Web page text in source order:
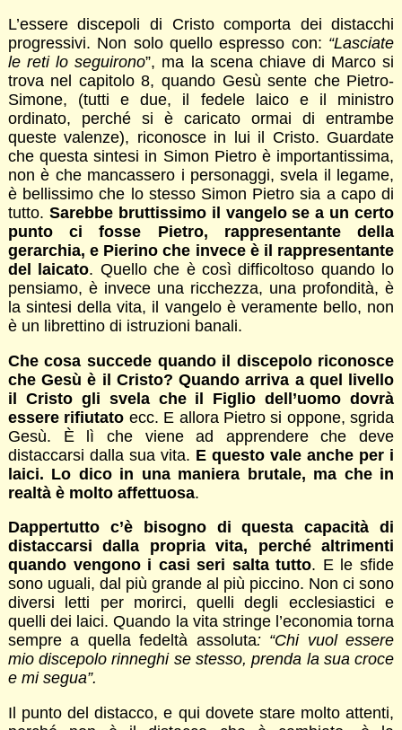
L’essere discepoli di Cristo comporta dei distacchi
progressivi. Non solo quello espresso con: “Lasciate
le reti lo seguirono”, ma la scena chiave di Marco si
trova nel capitolo 8, quando Gesù sente che Pietro-
Simone, (tutti e due, il fedele laico e il ministro
ordinato, perché si è caricato ormai di entrambe
queste valenze), riconosce in lui il Cristo. Guardate
che questa sintesi in Simon Pietro è importantissima,
non è che mancassero i personaggi, svela il legame,
è bellissimo che lo stesso Simon Pietro sia a capo di
tutto. Sarebbe bruttissimo il vangelo se a un certo
punto ci fosse Pietro, rappresentante della
gerarchia, e Pierino che invece è il rappresentante
del laicato. Quello che è così difficoltoso quando lo
pensiamo, è invece una ricchezza, una profondità, è
la sintesi della vita, il vangelo è veramente bello, non
è un librettino di istruzioni banali.
Che cosa succede quando il discepolo riconosce
che Gesù è il Cristo? Quando arriva a quel livello
il Cristo gli svela che il Figlio dell’uomo dovrà
essere rifiutato ecc. E allora Pietro si oppone, sgrida
Gesù. È lì che viene ad apprendere che deve
distaccarsi dalla sua vita. E questo vale anche per i
laici. Lo dico in una maniera brutale, ma che in
realtà è molto affettuosa.
Dappertutto c’è bisogno di questa capacità di
distaccarsi dalla propria vita, perché altrimenti
quando vengono i casi seri salta tutto. E le sfide
sono uguali, dal più grande al più piccino. Non ci sono
diversi letti per morirci, quelli degli ecclesiastici e
quelli dei laici. Quando la vita stringe l’economia torna
sempre a quella fedeltà assoluta: “Chi vuol essere
mio discepolo rinneghi se stesso, prenda la sua croce
e mi segua”.
Il punto del distacco, e qui dovete stare molto attenti,